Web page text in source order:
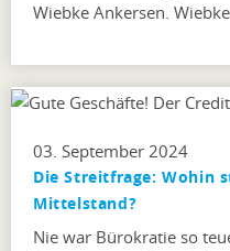
Wiebke Ankersen.
03. September 2024
Die Streitfrage: Wohin
Mittelstand?
Nie war Bürokratie so